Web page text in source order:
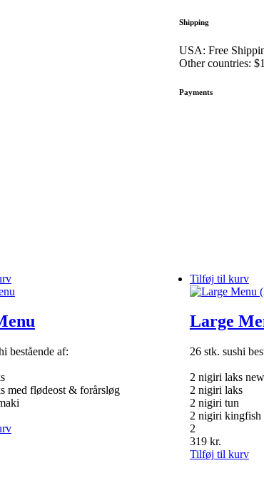
Shipping
USA: Free
Other countries:
Payments
bestående af:
med flødeost & forårsløg
Tilføj til kurv
Large
26 stk. sushi
2 nigiri laks
2 nigiri laks
2 nigiri tun
2 nigiri kingfish
2
319 kr.
Tilføj til kurv